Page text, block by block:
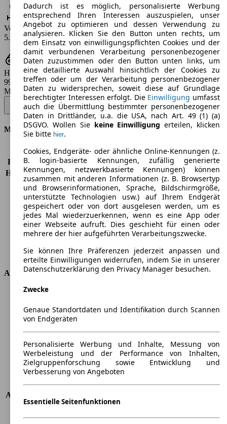
Verbrauch
5.3 - 5.9 l/100km
Hubraum
998 - 1490 ccm
Modellbezeichnung:
Yaris 1.0 VVT-i Team Deutschland - 53 KW (72 PS) (2021/04 -
2023/01)▼
Motor & Leistung
KW (PS)
53 kW (72 PS)
Beschleunigung (0-100 km/h) 14,6s
Höchstgeschwindigkeit (km/h) 160 km/h
Anzahl der Gänge
5
Drehmoment
93 nm
Hubraum
998 ccm
Kraftstoff
Benzin
Zylinder
3
Antriebsart
Vorderradantrieb
Abmessungen
Länge
Höhe
1500 mm
Breite
Max. Zuladung
Türen
5
Sitze
5
Dachlast
-
Anhängelast (ungebremst)
Anhängelast (gebremst)
750 kg
Kofferraumvolumen
286 - 768 l
Dadurch ist es möglich, personalisierte Werbung
entsprechend Ihren Interessen auszuspielen, unser
Angebot zu optimieren und dessen Verwendung zu
analysieren. Klicken Sie den Button unten rechts, um
dem Einsatz von einwilligungspflichten Cookies und der
damit verbundenen Verarbeitung personenbezogener
Daten zuzustimmen oder den Button unten links, um
eine detaillierte Auswahl hinsichtlich der Cookies zu
treffen oder um der Verarbeitung personenbezogener
Daten zu widersprechen, soweit diese auf Grundlage
berechtigter Interessen erfolgt. Die Einwilligung umfasst
auch die Übermittlung bestimmter personenbezogener
Daten in Drittländer, u.a. die USA, nach Art. 49 (1) (a)
DSGVO. Wollen Sie keine Einwilligung erteilen, klicken
Sie bitte hier.
Cookies, Endgeräte- oder ähnliche Online-Kennungen (z.
B. login-basierte Kennungen, zufällig generierte
Kennungen, netzwerkbasierte Kennungen) können
zusammen mit anderen Informationen (z. B. Browsertyp
und Browserinformationen, Sprache, Bildschirmgröße,
unterstützte Technologien usw.) auf Ihrem Endgerät
gespeichert oder von dort ausgelesen werden, um es
jedes Mal wiederzuerkennen, wenn es eine App oder
einer Webseite aufruft. Dies geschieht für einen oder
mehrere der hier aufgeführten Verarbeitungszwecke.
Sie können Ihre Präferenzen jederzeit anpassen und
erteilte Einwilligungen widerrufen, indem Sie in unserer
Datenschutzerklärung den Privacy Manager besuchen.
Zwecke
Genaue Standortdaten und Identifikation durch Scannen
von Endgeräten
Personalisierte Werbung und Inhalte, Messung von
Werbeleistung und der Performance von Inhalten,
Zielgruppenforschung sowie Entwicklung und
Verbesserung von Angeboten
Essentielle Seitenfunktionen